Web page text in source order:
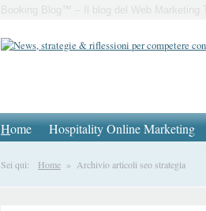
Booking Blog™ – Il blog del Web Marketing
Home Hospitality Online Marketing
Sei qui: Home » Archivio articoli seo strategia